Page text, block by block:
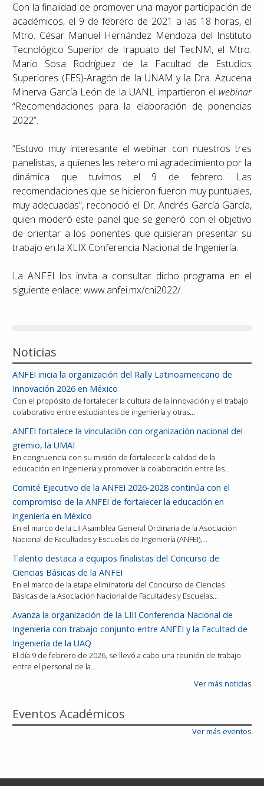
Con la finalidad de promover una mayor participación de
académicos, el 9 de febrero de 2021 a las 18 horas, el
Mtro. César Manuel Hernández Mendoza del Instituto
Tecnológico Superior de Irapuato del TecNM, el Mtro.
Mario Sosa Rodríguez de la Facultad de Estudios
Superiores (FES)-Aragón de la UNAM y la Dra. Azucena
Minerva García León de la UANL impartieron el webinar
“Recomendaciones para la elaboración de ponencias
2022”.
“Estuvo muy interesante el webinar con nuestros tres
panelistas, a quienes les reitero mi agradecimiento por la
dinámica que tuvimos el 9 de febrero. Las
recomendaciones que se hicieron fueron muy puntuales,
muy adecuadas”, reconoció el Dr. Andrés García García,
quien moderó este panel que se generó con el objetivo
de orientar a los ponentes que quisieran presentar su
trabajo en la XLIX Conferencia Nacional de Ingeniería.
La ANFEI los invita a consultar dicho programa en el
siguiente enlace: www.anfei.mx/cni2022/.
Noticias
ANFEI inicia la organización del Rally Latinoamericano de
Innovación 2026 en México
Con el propósito de fortalecer la cultura de la innovación y el trabajo
colaborativo entre estudiantes de ingeniería y otras…
ANFEI fortalece la vinculación con organización nacional del
gremio, la UMAI
En congruencia con su misión de fortalecer la calidad de la
educación en ingeniería y promover la colaboración entre las…
Comité Ejecutivo de la ANFEI 2026-2028 continúa con el
compromiso de la ANFEI de fortalecer la educación en
ingeniería en México
En el marco de la LII Asamblea General Ordinaria de la Asociación
Nacional de Facultades y Escuelas de Ingeniería (ANFEI),…
Talento destaca a equipos finalistas del Concurso de
Ciencias Básicas de la ANFEI
En el marco de la etapa eliminatoria del Concurso de Ciencias
Básicas de la Asociación Nacional de Facultades y Escuelas…
Avanza la organización de la LIII Conferencia Nacional de
Ingeniería con trabajo conjunto entre ANFEI y la Facultad de
Ingeniería de la UAQ
El día 9 de febrero de 2026, se llevó a cabo una reunión de trabajo
entre el personal de la…
Ver más noticias
Eventos Académicos
Ver más eventos